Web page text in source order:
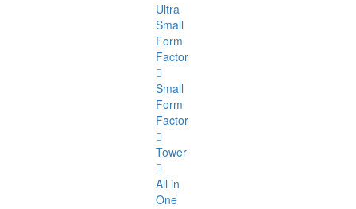
Ultra
Small
Form
Factor
Small
Form
Factor
Tower
All in
One